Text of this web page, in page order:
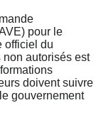
pour le
officiel du
autorisés est
doivent suivre
gouvernement